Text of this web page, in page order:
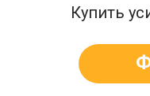
Купить